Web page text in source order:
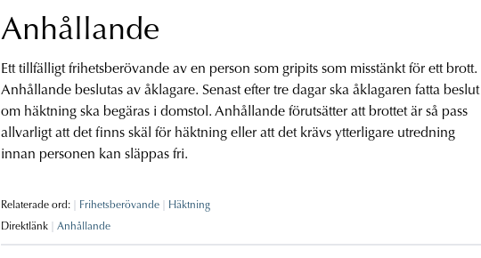
Anhållande
Ett tillfälligt frihetsberövande av en person som gripits som misstänkt för ett brott.
Anhållande beslutas av åklagare. Senast efter tre dagar ska åklagaren fatta beslut
om häktning ska begäras i domstol. Anhållande förutsätter att brottet är så pass
allvarligt att det finns skäl för häktning eller att det krävs ytterligare utredning
innan personen kan släppas fri.
Relaterade ord: Frihetsberövande
Häktning
Direktlänk
Anhållande